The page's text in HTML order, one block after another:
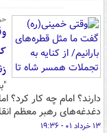
دارند؟ امام چه کار کرد؟
دغدغه‌های رهبر معظم
۱۳ خرداد ۰۱ - ۱۹:۳۶